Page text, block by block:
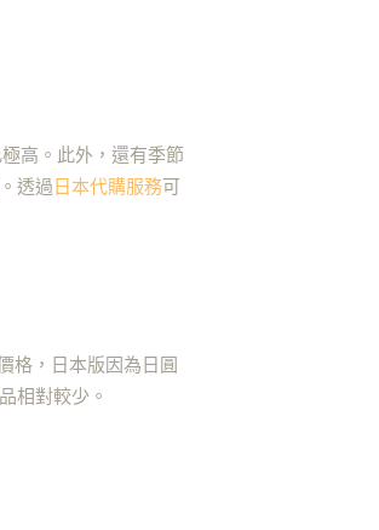
高。此外，還有季節
透過日本代購服務可
格，日本版因為日圓
相對較少。